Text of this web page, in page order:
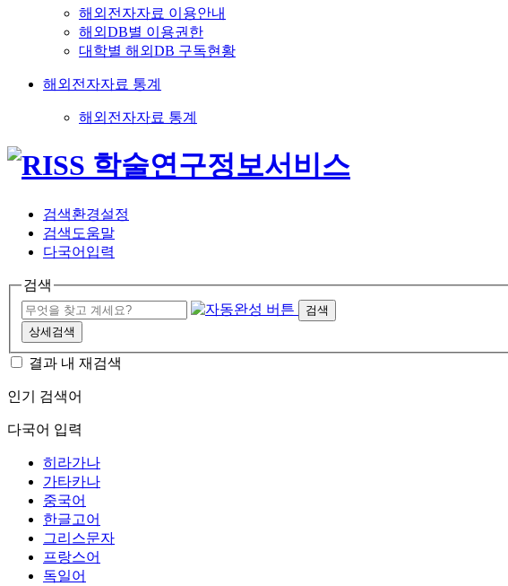
해외전자자료 이용안내
해외DB별 이용권한
대학별 해외DB 구독현황
해외전자자료 통계
해외전자자료 통계
검색환경설정
검색도움말
다국어입력
검색
검색
상세검색
결과 내 재검색
인기 검색어
다국어 입력
히라가나
가타카나
중국어
한글고어
그리스문자
프랑스어
독일어